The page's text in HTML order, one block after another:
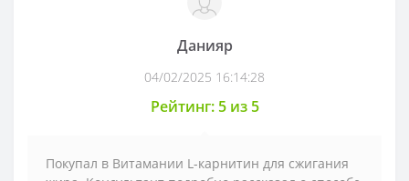
Данияр
04/02/2025 16:14:28
Рейтинг: 5 из 5
Покупал в Витамании L-карнитин для сжигания